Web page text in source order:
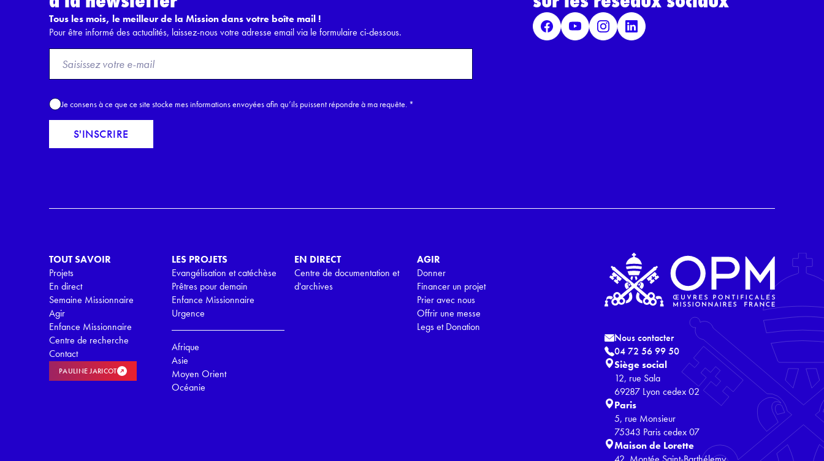
Tous les mois, le meilleur de la Mission dans votre boîte mail !
Pour être informé des actualités, laissez-nous votre adresse email via le formulaire ci-dessous.
o
E
m
i
A
c
P
Je consens à ce que ce site stocke mes informations envoyées afin qu’ils puissent répondre à ma requête. *
S'INSCRIRE
TOUT SAVOIR
Projets
En direct
Semaine Missionnaire
Agir
Enfance Missionnaire
Centre de recherche
Contact
PAULINE JARICOT
LES PROJETS
Evangélisation et catéchèse
Prêtres pour demain
Enfance Missionnaire
Urgence
Afrique
Asie
Moyen Orient
Océanie
EN DIRECT
Centre de documentation et
d'archives
AGIR
Donner
Financer un projet
Prier avec nous
Offrir une messe
Legs et Donation
Nous contacter
04 72 56 99 50
Siège social
12, rue Sala
69287 Lyon cedex 02
Paris
5, rue Monsieur
75343 Paris cedex 07
Maison de Lorette